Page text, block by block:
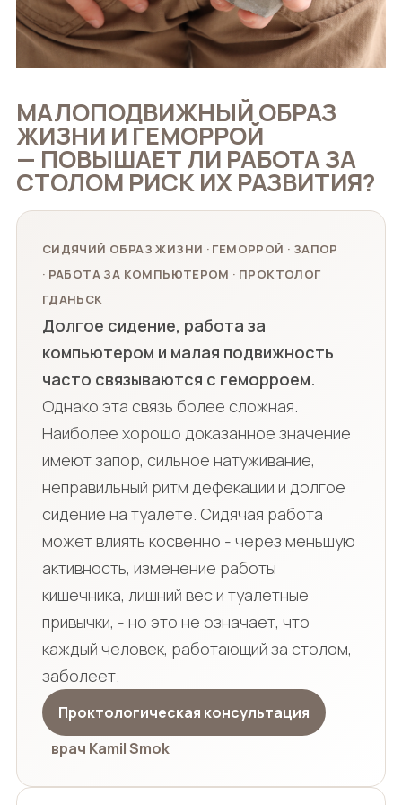
МАЛОПОДВИЖНЫЙ ОБРАЗ
ЖИЗНИ И ГЕМОРРОЙ
— ПОВЫШАЕТ ЛИ РАБОТА ЗА
СТОЛОМ РИСК ИХ РАЗВИТИЯ?
СИДЯЧИЙ ОБРАЗ ЖИЗНИ · ГЕМОРРОЙ · ЗАПОР
· РАБОТА ЗА КОМПЬЮТЕРОМ · ПРОКТОЛОГ
ГДАНЬСК
Долгое сидение, работа за
компьютером и малая подвижность
часто связываются с геморроем.
Однако эта связь более сложная.
Наиболее хорошо доказанное значение
имеют запор, сильное натуживание,
неправильный ритм дефекации и долгое
сидение на туалете. Сидячая работа
может влиять косвенно - через меньшую
активность, изменение работы
кишечника, лишний вес и туалетные
привычки, - но это не означает, что
каждый человек, работающий за столом,
заболеет.
Проктологическая консультация
врач Kamil Smok